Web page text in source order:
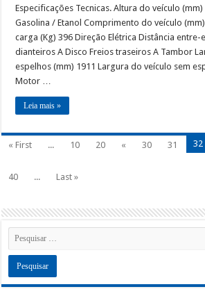
Especificações Tecnicas. Altura do veículo
Gasolina / Etanol Comprimento do veículo
carga (Kg) 396 Direção Elétrica Distância entre-
dianteiros A Disco Freios traseiros A Tambor
espelhos (mm) 1911 Largura do veículo sem
Motor …
Leia mais »
« First ... 10 20 « 30 31 32
40
... Last »